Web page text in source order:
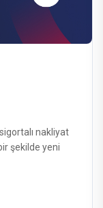
nakliyat
şekilde yeni